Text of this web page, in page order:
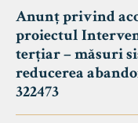
Anunț privind
proiectul
terțiar – măsuri
reducerea
322473